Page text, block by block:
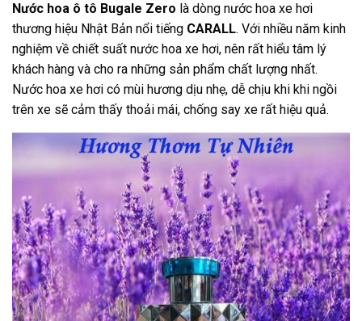
Nước hoa ô tô Bugale Zero là dòng nước hoa xe hơi
thương hiệu Nhật Bản nổi tiếng CARALL. Với nhiều năm kinh
nghiệm về chiết suất nước hoa xe hơi, nên rất hiểu tâm lý
khách hàng và cho ra những sản phẩm chất lượng nhất.
Nước hoa xe hơi có mùi hương dịu nhẹ, dễ chịu khi khi ngồi
trên xe sẽ cảm thấy thoải mái, chống say xe rất hiệu quả.